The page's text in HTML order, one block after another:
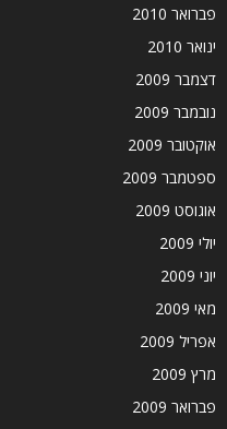
פברואר 2010
ינואר 2010
דצמבר 2009
נובמבר 2009
אוקטובר 2009
ספטמבר 2009
אוגוסט 2009
יולי 2009
יוני 2009
מאי 2009
אפריל 2009
מרץ 2009
פברואר 2009